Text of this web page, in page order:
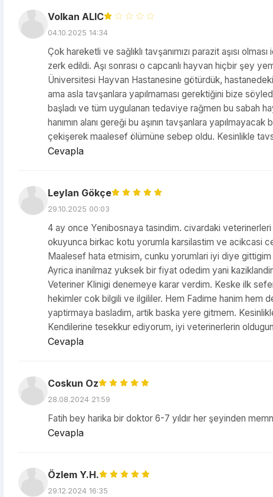
Volkan ALIC
04.10.2025 14:34
Çok hareketli ve sağlıklı tavşanımızı parazit aşısı
zerk edildi. Aşı sonrası o capcanlı hayvan hiçbir şey
Üniversitesi Hayvan Hastanesine götürdük,
ama asla tavşanlara yapılmaması gerektiğini bize
başladı ve tüm uygulanan tedaviye rağmen bu sabah
hanımın alanı gereği bu aşının tavşanlara
çekişerek maalesef ölümüne sebep oldu. Kesinlikle
Cevapla
Leylan Gökçe
29.10.2025 00:03
4 ay once Yenibosnaya tasindim. civardaki
okuyunca birkac kotu yorumla karsilastim ve acikcasi
Maalesef hata etmisim, cunku yorumlari iyi diye
Ayrica inanilmaz yuksek bir fiyat odedim yani
Veteriner Klinigi denemeye karar verdim. Keske ilk
hekimler cok bilgili ve ilgililer. Hem Fadime hanim hem
yaptirmaya basladim, artik baska yere gitmem.
Kendilerine tesekkur ediyorum, iyi veterinerlerin
Cevapla
Coskun Oz
28.08.2024 21:59
Fatih bey harika bir doktor 6-7 yıldır her şeyinden
Cevapla
Özlem Y.H.
29.12.2024 16:35